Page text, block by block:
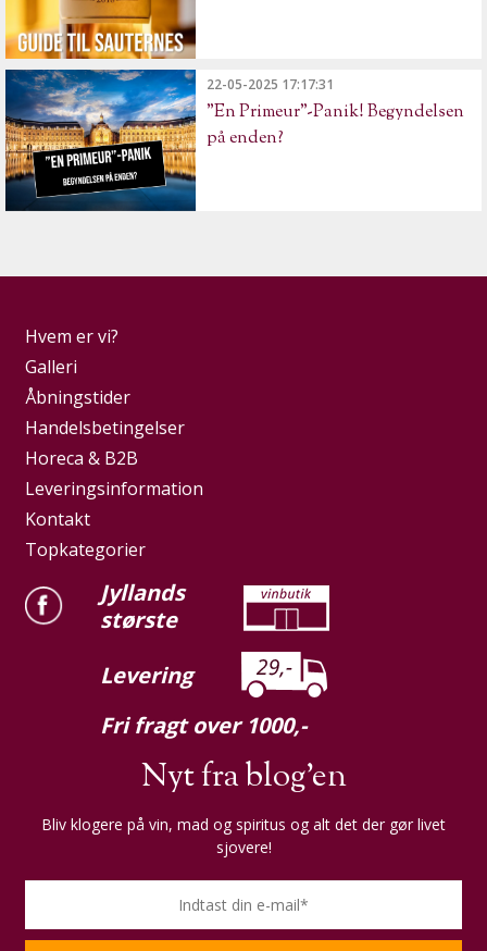
22-05-2025 17:17:31
"En Primeur"-Panik! Begyndelsen
på enden?
Hvem er vi?
Galleri
Åbningstider
Handelsbetingelser
Horeca & B2B
Leveringsinformation
Kontakt
Topkategorier
Jyllands
største
Levering
Fri fragt over 1000,-
Nyt fra blog'en
Bliv klogere på vin, mad og spiritus og alt det der gør livet
sjovere!